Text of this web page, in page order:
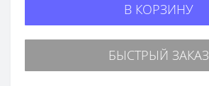
В КОРЗИНУ
БЫСТРЫЙ ЗАКАЗ